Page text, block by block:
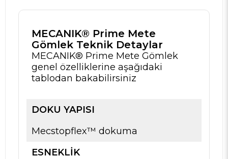
MECANIK® Prime Mete
Gömlek Teknik Detaylar
MECANIK® Prime Mete Gömlek
genel özelliklerine aşağıdaki
tablodan bakabilirsiniz
DOKU YAPISI
Mecstopflex™ dokuma
ESNEKLIK